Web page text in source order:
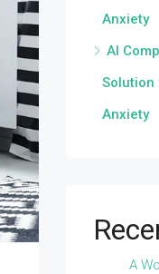
Anxiety
AI
Solution
Anxiety
A